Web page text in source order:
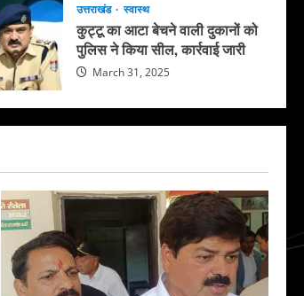
उत्तराखंड स्वास्थ
कुट्टू का आटा बेचने वाली दुकानों को
पुलिस ने किया सील, कार्रवाई जारी
March 31, 2025